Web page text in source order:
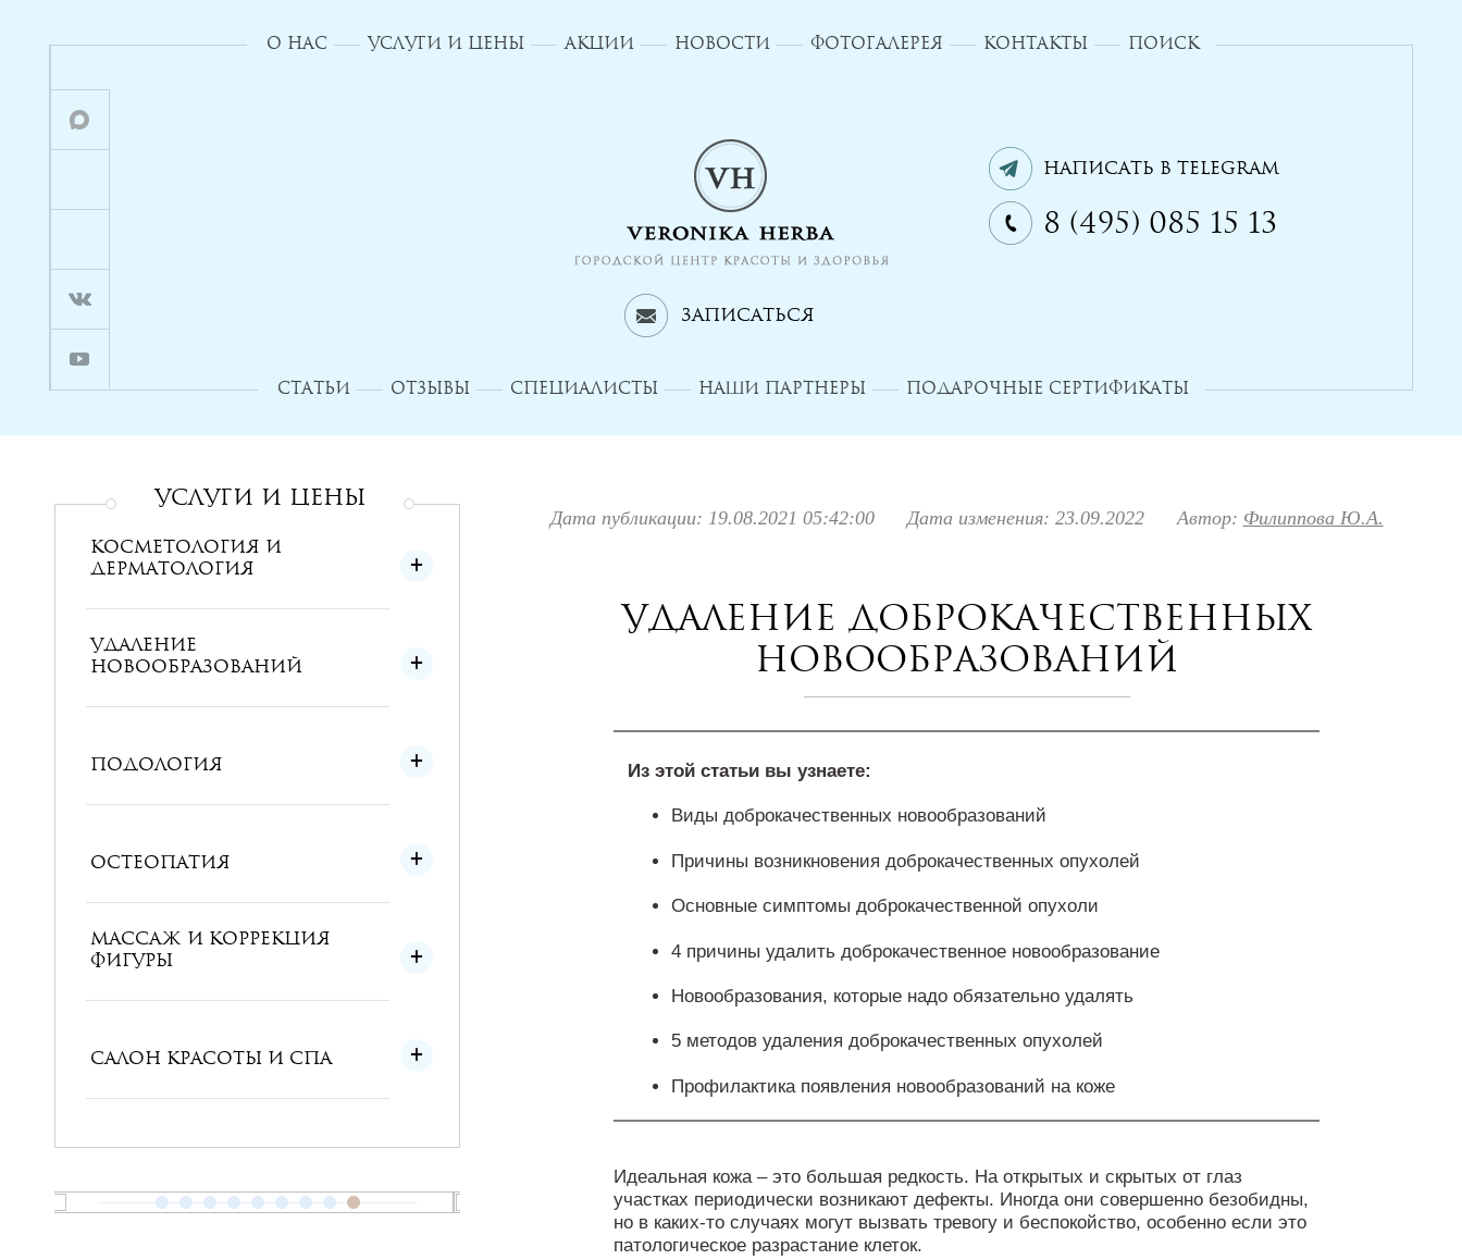
О НАС УСЛУГИ И ЦЕНЫ АКЦИИ НОВОСТИ ФОТОГАЛЕРЕЯ КОНТАКТЫ ПОИСК
СТАТЬИ ОТЗЫВЫ СПЕЦИАЛИСТЫ НАШИ ПАРТНЕРЫ ПОДАРОЧНЫЕ СЕРТИФИКАТЫ
Написать в Telegram
8 (495) 085 15 13
Записаться
УСЛУГИ и ЦЕНЫ
КОСМЕТОЛОГИЯ И
ДЕРМАТОЛОГИЯ
УДАЛЕНИЕ
НОВООБРАЗОВАНИЙ
ПОДОЛОГИЯ
ОСТЕОПАТИЯ
МАССАЖ И КОРРЕКЦИЯ
ФИГУРЫ
САЛОН КРАСОТЫ И СПА
Дата публикации: 19.08.2021 05:42:00 Дата изменения: 23.09.2022 Автор: Филиппова Ю.А.
Удаление доброкачественных
новообразований
Из этой статьи вы узнаете:
Виды доброкачественных новообразований
Причины возникновения доброкачественных опухолей
Основные симптомы доброкачественной опухоли
4 причины удалить доброкачественное новообразование
Новообразования, которые надо обязательно удалять
5 методов удаления доброкачественных опухолей
Профилактика появления новообразований на коже
Идеальная кожа – это большая редкость. На открытых и скрытых от глаз
участках периодически возникают дефекты. Иногда они совершенно безобидны,
но в каких-то случаях могут вызвать тревогу и беспокойство, особенно если это
патологическое разрастание клеток.